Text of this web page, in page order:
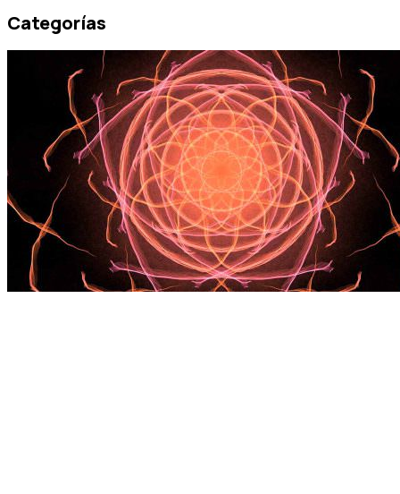
Categorías